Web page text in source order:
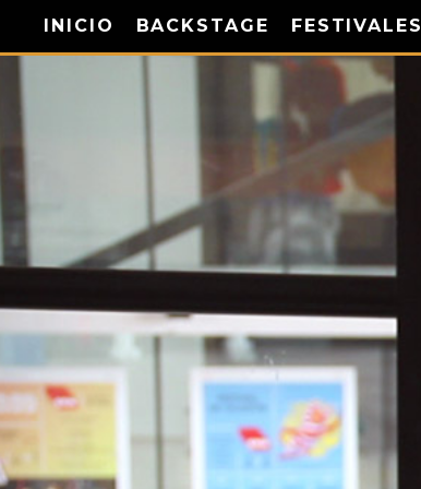
INICIO BACKSTAGE FESTIVALES